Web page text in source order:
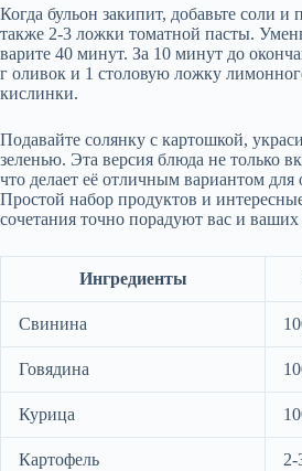
Когда бульон закипит, добавьте соли и
также 2-3 ложки томатной пасты.
варите 40 минут. За 10 минут до
г оливок и 1 столовую ложку
кислинки.
Подавайте солянку с картошкой,
зеленью. Эта версия блюда не только
что делает её отличным вариантом
Простой набор продуктов и
сочетания точно порадуют вас и ваших
Ингредиенты
Свинина
Говядина
Курица
Картофель 2-